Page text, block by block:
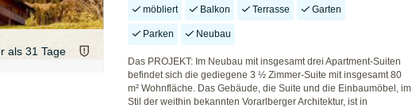
als 31 Tage
möbliert Balkon Terrasse Garten
Parken Neubau
Das PROJEKT: Im Neubau mit insgesamt drei Apartment-Suiten
befindet sich die gediegene 3 ½ Zimmer-Suite mit insgesamt 80
m² Wohnfläche. Das Gebäude, die Suite und die Einbaumöbel, im
Stil der weithin bekannten Vorarlberger Architektur, ist in